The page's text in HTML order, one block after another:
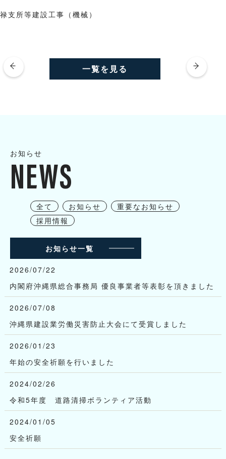
支所等建設工事（機械）
一覧を見る
お知らせ
NEWS
全て お知らせ
重要なお知らせ
採用情報
お知らせ一覧
2026/07/22
内閣府沖縄県総合事務局 優良事業者等表彰を頂きました
2026/07/08
沖縄県建設業労働災害防止大会にて受賞しました
2026/01/23
年始の安全祈願を行いました
2024/02/26
令和5年度 道路清掃ボランティア活動
2024/01/05
安全祈願